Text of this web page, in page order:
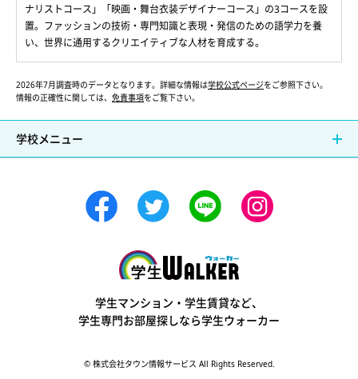
ナリストコース」「映画・舞台衣装デザイナーコース」の3コースを設
置。ファッションの技術・専門知識と表現・発信のための語学力を養
い、世界に通用するクリエイティブな人材を育成する。
2026年7月調査時のデータとなります。詳細な情報は学校公式ページをご参照下さい。
情報の正確性に関しては、 免責事項をご覧下さい。
学校メニュー
学生マンション・学生賃貸など、
学生専門お部屋探しなら学生ウォーカー
© 株式会社タウン情報サービス All Rights Reserved.